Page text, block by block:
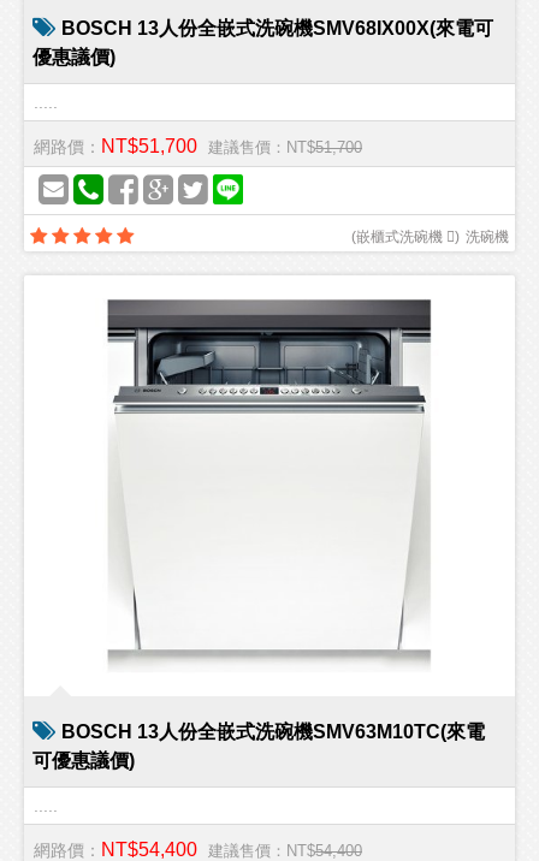
BOSCH 13人份全嵌式洗碗機SMV68IX00X(來電可
優惠議價)
網路價： NT$51,700 建議售價：NT$51,700
洗碗機
(嵌櫃式洗碗機 )
BOSCH 13人份全嵌式洗碗機SMV63M10TC(來電
可優惠議價)
網路價： NT$54,400 建議售價：NT$54,400